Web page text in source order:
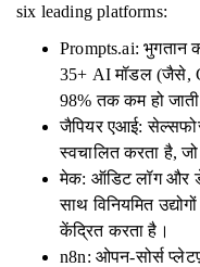
six leading platforms:
Prompts.ai: भुगतान
35+ AI मॉडल (जैसे,
98% तक कम हो
जैपियर एआई:
स्वचालित करता है,
मेक: ऑडिट लॉग और
साथ विनियमित
केंद्रित करता है।
n8n: ओपन-सोर्स